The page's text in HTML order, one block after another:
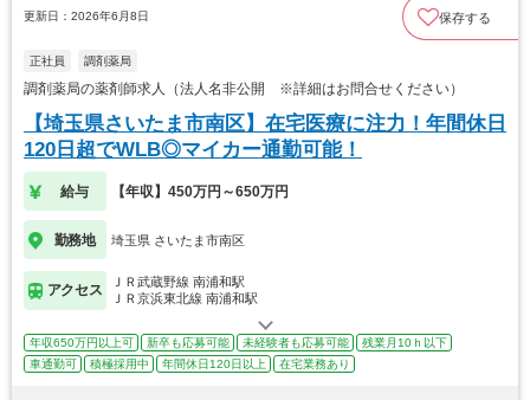
更新日：2026年6月8日 保存する
正社員 調剤薬局
調剤薬局の薬剤師求人（法人名非公開 ※詳細はお問合せください）
【埼玉県さいたま市南区】在宅医療に注力！年間休日
120日超でWLB◎マイカー通勤可能！
給与 【年収】450万円～650万円
勤務地 埼玉県 さいたま市南区
アクセス
ＪＲ武蔵野線 南浦和駅
ＪＲ京浜東北線 南浦和駅
年収650万円以上可 新卒も応募可能 未経験者も応募可能
残業月10ｈ以下
車通勤可
積極採用中 年間休日120日以上 在宅業務あり